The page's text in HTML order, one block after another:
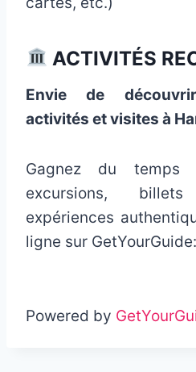
ACTIVITÉS
Envie de
activités et visites à
Gagnez du temps
excursions,
expériences
ligne sur GetYourGuide:
Powered by